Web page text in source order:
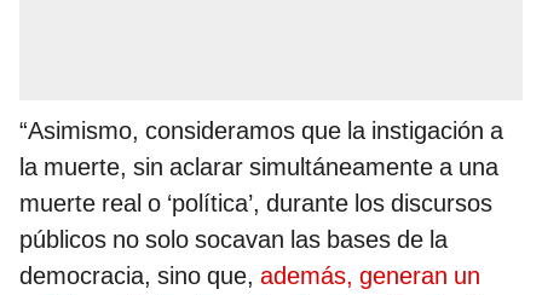
“Asimismo, consideramos que la instigación a
la muerte, sin aclarar simultáneamente a una
muerte real o ‘política’, durante los discursos
públicos no solo socavan las bases de la
democracia, sino que, además, generan un